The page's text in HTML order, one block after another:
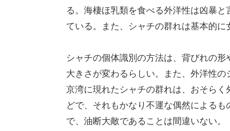
る。海棲ほ乳類を食べる外洋性は凶暴
ている。また、シャチの群れは基本的に
シャチの個体識別の方法は、背びれの
大きさが変わるらしい。また、外洋性
京湾に現れたシャチの群れは、おそら
どで、それもかなり不運な偶然による
で、油断大敵であることは間違いない。